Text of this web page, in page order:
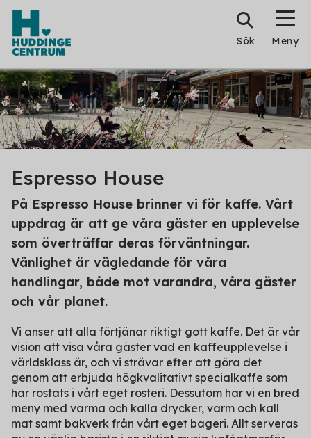
Sök Meny
Espresso House
På Espresso House brinner vi för kaffe. Vårt
uppdrag är att ge våra gäster en upplevelse
som överträffar deras förväntningar.
Vänlighet är vägledande för våra
handlingar, både mot varandra, våra gäster
och vår planet.
Vi anser att alla förtjänar riktigt gott kaffe. Det är vår
vision att visa våra gäster vad en kaffeupplevelse i
världsklass är, och vi strävar efter att göra det
genom att erbjuda högkvalitativt specialkaffe som
har rostats i vårt eget rosteri. Dessutom har vi en bred
meny med varma och kalla drycker, varm och kall
mat samt bakverk från vårt eget bageri. Allt serveras